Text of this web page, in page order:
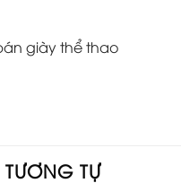
giày thể thao
TỰ